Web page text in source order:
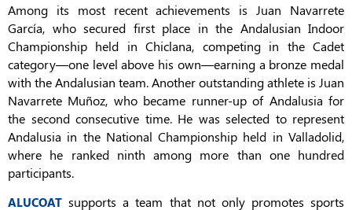
Among its most recent achievements is Juan Navarrete
García, who secured first place in the Andalusian Indoor
Championship held in Chiclana, competing in the Cadet
category—one level above his own—earning a bronze medal
with the Andalusian team. Another outstanding athlete is Juan
Navarrete Muñoz, who became runner-up of Andalusia for
the second consecutive time. He was selected to represent
Andalusia in the National Championship held in Valladolid,
where he ranked ninth among more than one hundred
participants.
ALUCOAT supports a team that not only promotes sports